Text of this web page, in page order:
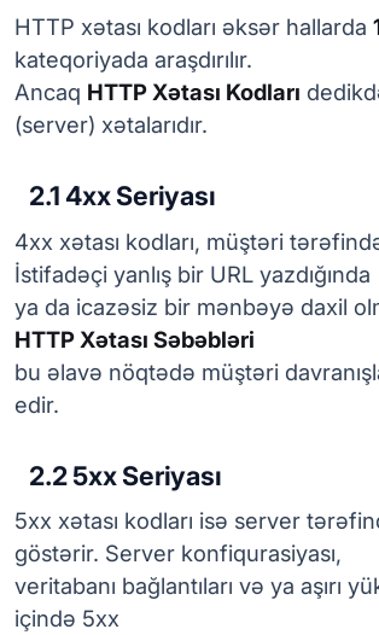
HTTP xətası kodları əksər hallarda
kateqoriyada araşdırılır.
Ancaq HTTP Xətası Kodları
(server) xətalarıdır.
2.1 4xx Seriyası
4xx xətası kodları, müştəri
İstifadəçi yanlış bir URL yazdığında
ya da icazəsiz bir mənbəyə daxil
HTTP Xətası Səbəbləri
bu əlavə nöqtədə müştəri
edir.
2.2 5xx Seriyası
5xx xətası kodları isə server
göstərir. Server konfiqurasiyası,
veritabanı bağlantıları və ya aşırı
içində 5xx